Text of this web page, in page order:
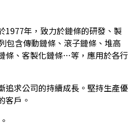
1977年，致力於鏈條的研發、製
包含傳動鏈條、滾子鏈條、堆高
條、客製化鏈條…等，應用於各行
追求公司的持續成長。堅持生產優
客戶。